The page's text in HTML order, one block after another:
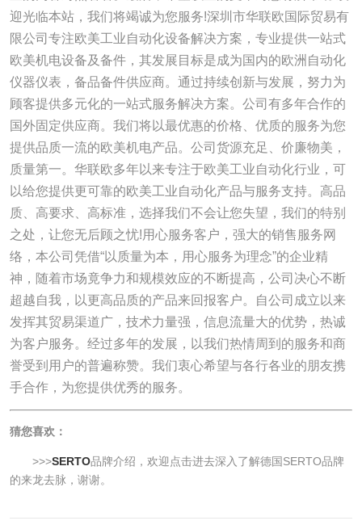
迎光临本站，我们将竭诚为您服务!深圳市华联欧国际贸易有
限公司专注欧美工业自动化设备解决方案，专业提供一站式
欧美机电设备及备件，其发展目标是成为国内的欧洲自动化
仪器仪表，备品备件供应商。通过持续创新与发展，努力为
顾客提供多元化的一站式服务解决方案。公司有多年合作的
国外固定供应商。我们将以最优惠的价格、优质的服务为您
提供品质一流的欧美机电产品。公司货源充足、价廉物美，
质量第一。华联欧多年以来专注于欧美工业自动化行业，可
以给您提供更可靠的欧美工业自动化产品与服务支持。高品
质、高要求、高标准，选择我们不会让您失望，我们的特别
之处，让您无后顾之忧!用心服务客户，强大的销售服务网
络，本公司凭借“以质量为本，用心服务为理念”的企业精
神，随着市场竟争力和规模效应的不断提高，公司决心不断
超越自我，以更高品质的产品来回报客户。自公司成立以来
发挥其贸易渠道广，技术力量强，信息流量大的优势，热诚
为客户服务。经过多年的发展，以我们热情周到的服务和商
誉受到用户的普遍称赞。我们衷心希望与各行各业的朋友携
手合作，为您提供优秀的服务。
猜您喜欢：
>>>SERTO品牌介绍，欢迎点击进去深入了解德国SERTO品牌
的来龙去脉，谢谢。